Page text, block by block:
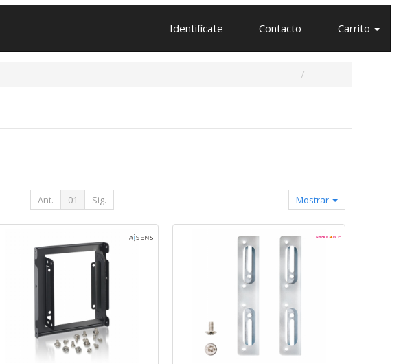
Identifícate Contacto Carrito
Ant. 01 Sig. Mostrar